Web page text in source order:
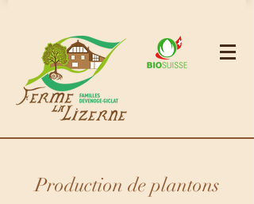
Production de plantons